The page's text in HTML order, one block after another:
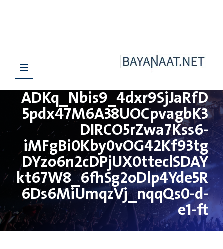
ADKq_Nbis9_4dxr9SjJaRfD
5pdx47M6A38UOCpvagbK3
DIRCO5rZwa7Kss6-
iMFgBi0Kby0vOG42Kf93tg
DYzo6n2cDPjUX0tteclSDAY
kt67W8_6fhSg2oDlp4Yde5R
6Ds6MiUmqzVj_nqqQs0-d-
e1-ft